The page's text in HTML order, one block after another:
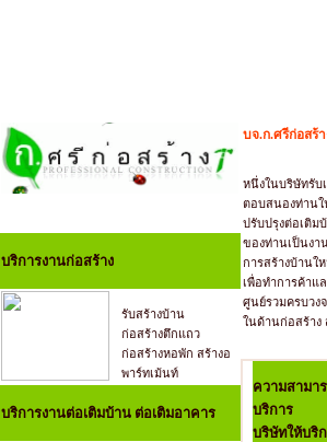
บริการงานก่อสร้าง
รับสร้างบ้าน
ก่อสร้างตึกแถว
ก่อสร้างหอพัก สร้างอ
พาร์ทเม้นท์
บริการงานต่อเติมบ้าน ต่อเติมอาคาร
บจ.ก.ศรีก่อสร้
หนึ่งในบริษัทรับ
ตอบสนองท่าน
ปรับปรุงต่อเติม
ของท่านเป็นงา
การสร้างบ้านใ
เพื่อทำการค้าแ
ศูนย์รวมครบวงจ
ในด้านก่อสร้าง
ความสามา
บริการ
บริษัทให้บริ